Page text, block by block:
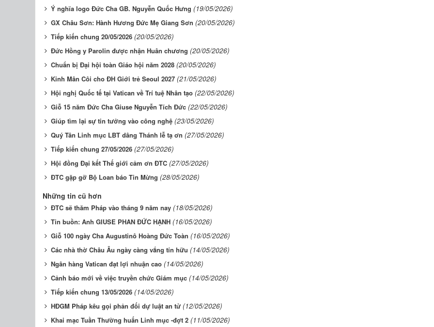
Ý nghĩa logo Đức Cha GB. Nguyễn Quốc Hưng (19/05/2026)
GX Châu Sơn: Hành Hương Đức Mẹ Giang Sơn (20/05/2026)
Tiếp kiến chung 20/05/2026 (20/05/2026)
Đức Hồng y Parolin được nhận Huân chương (20/05/2026)
Chuẩn bị Đại hội toàn Giáo hội năm 2028 (20/05/2026)
Kinh Mân Côi cho ĐH Giới trẻ Seoul 2027 (21/05/2026)
Hội nghị Quốc tế tại Vatican về Trí tuệ Nhân tạo (22/05/2026)
Giỗ 15 năm Đức Cha Giuse Nguyễn Tích Đức (22/05/2026)
Giúp tìm lại sự tin tưởng vào công nghệ (23/05/2026)
Quý Tân Linh mục LBT dâng Thánh lễ tạ ơn (27/05/2026)
Tiếp kiến chung 27/05/2026 (27/05/2026)
Hội đồng Đại kết Thế giới cảm ơn ĐTC (27/05/2026)
ĐTC gặp gỡ Bộ Loan báo Tin Mừng (28/05/2026)
Những tin cũ hơn
ĐTC sẽ thăm Pháp vào tháng 9 năm nay (18/05/2026)
Tin buồn: Anh GIUSE PHAN ĐỨC HẠNH (16/05/2026)
Giỗ 100 ngày Cha Augustinô Hoàng Đức Toàn (16/05/2026)
Các nhà thờ Châu Âu ngày càng vắng tín hữu (14/05/2026)
Ngân hàng Vatican đạt lợi nhuận cao (14/05/2026)
Cảnh báo mới về việc truyền chức Giám mục (14/05/2026)
Tiếp kiến chung 13/05/2026 (14/05/2026)
HĐGM Pháp kêu gọi phản đối dự luật an tử (12/05/2026)
Khai mạc Tuần Thường huấn Linh mục -đợt 2 (11/05/2026)